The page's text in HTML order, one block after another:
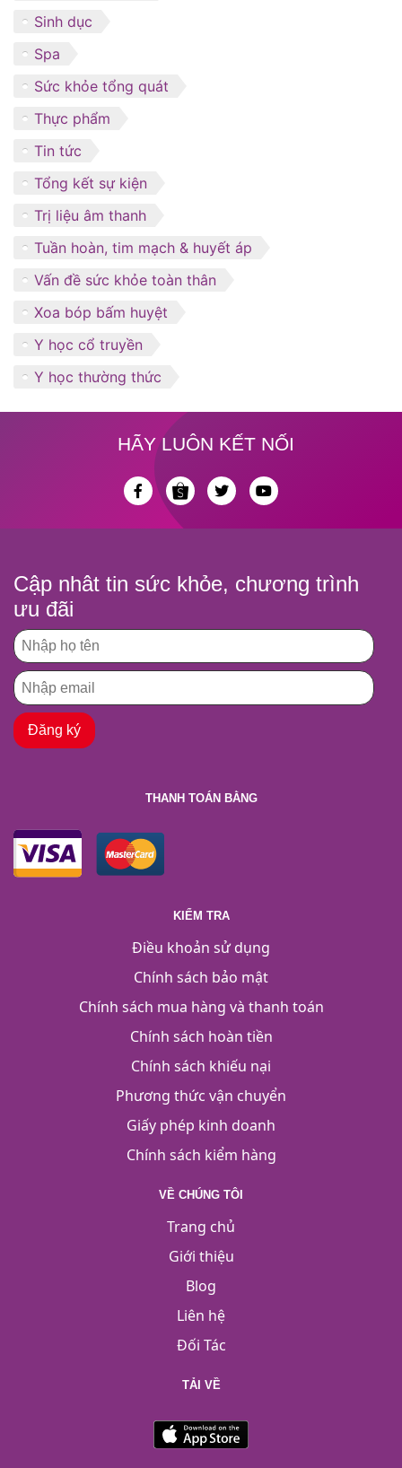
Sinh dục
Spa
Sức khỏe tổng quát
Thực phẩm
Tin tức
Tổng kết sự kiện
Trị liệu âm thanh
Tuần hoàn, tim mạch & huyết áp
Vấn đề sức khỏe toàn thân
Xoa bóp bấm huyệt
Y học cổ truyền
Y học thường thức
HÃY LUÔN KẾT NỐI
Cập nhât tin sức khỏe, chương trình
ưu đãi
THANH TOÁN BẰNG
KIỂM TRA
Điều khoản sử dụng
Chính sách bảo mật
Chính sách mua hàng và thanh toán
Chính sách hoàn tiền
Chính sách khiếu nại
Phương thức vận chuyển
Giấy phép kinh doanh
Chính sách kiểm hàng
VỀ CHÚNG TÔI
Trang chủ
Giới thiệu
Blog
Liên hệ
Đối Tác
TẢI VỀ